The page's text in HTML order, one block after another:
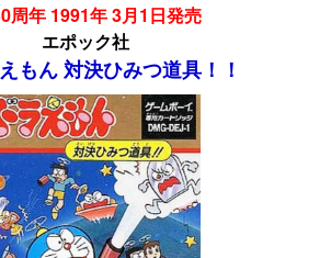
周年 1991年 3月1日発売
エポック社
もん 対決ひみつ道具！！